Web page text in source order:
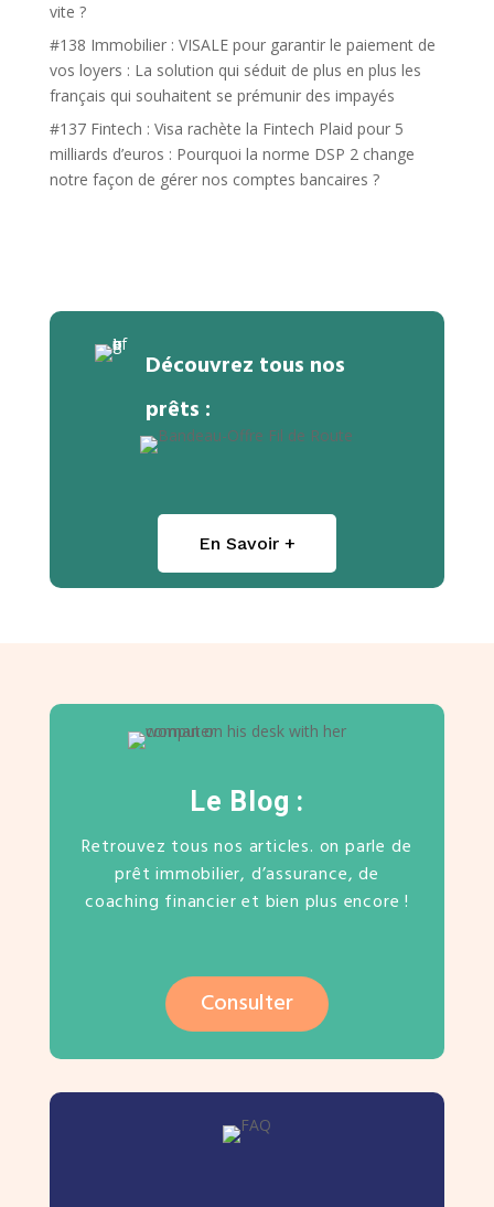
vite ?
#138 Immobilier : VISALE pour garantir le paiement de
vos loyers : La solution qui séduit de plus en plus les
français qui souhaitent se prémunir des impayés
#137 Fintech : Visa rachète la Fintech Plaid pour 5
milliards d’euros : Pourquoi la norme DSP 2 change
notre façon de gérer nos comptes bancaires ?
Découvrez tous nos
prêts :
En Savoir +
Le Blog :
Retrouvez tous nos articles. on parle de
prêt immobilier, d’assurance, de
coaching financier et bien plus encore !
Consulter